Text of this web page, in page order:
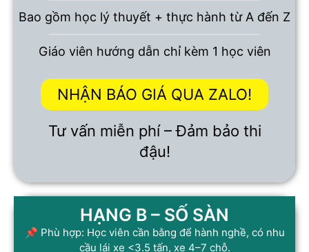
Bao gồm học lý thuyết + thực hành từ A đến Z
Giáo viên hướng dẫn chỉ kèm 1 học viên
NHẬN BÁO GIÁ QUA ZALO!
Tư vấn miễn phí – Đảm bảo thi
đậu!
HẠNG B – SỐ SÀN
📌 Phù hợp: Học viên cần bằng để hành nghề, có nhu
cầu lái xe <3.5 tấn, xe 4–7 chỗ.